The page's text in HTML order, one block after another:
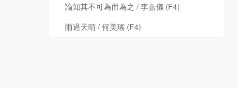
論知其不可為而為之 / 李嘉儀 (F4)
雨過天晴 / 何美瑤 (F4)